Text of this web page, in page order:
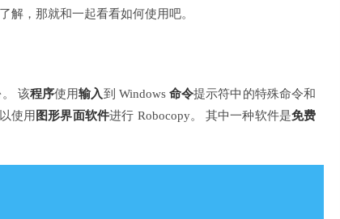
解，那就和一起看看如何使用吧。
。 该程序使用输入到 Windows 命令提示符中的特殊命令和
使用 图形界面软件进行 Robocopy。 其中一种软件是免费